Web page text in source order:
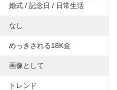
婚式 / 記念日 / 日常生活
なし
めっきされる18K金
画像として
トレンド